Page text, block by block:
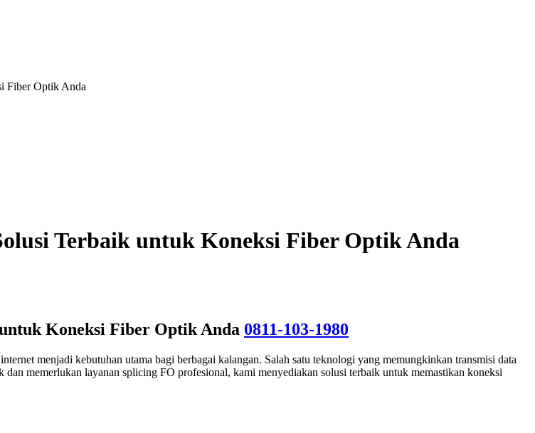
Fiber Optik Anda
Terbaik untuk Koneksi Fiber Optik Anda
Koneksi Fiber Optik Anda 0811-103-1980
menjadi kebutuhan utama bagi berbagai kalangan. Salah satu teknologi yang memungkinkan transmisi data
memerlukan layanan splicing FO profesional, kami menyediakan solusi terbaik untuk memastikan koneksi